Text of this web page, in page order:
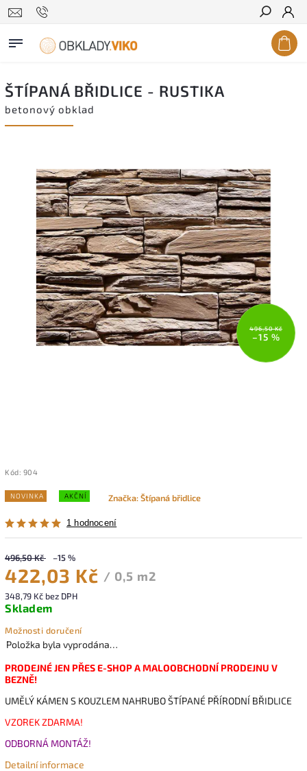
Hledat
ŠTÍPANÁ BŘIDLICE - RUSTIKA
betonový obklad
496,50 Kč
–15 %
Kód: 904
NOVINKA AKČNÍ
1 hodnocení
Značka:Štípaná břidlice
496,50 Kč –15 %
422,03 Kč / 0,5 m2
348,79 Kč bez DPH
Skladem
Možnosti doručení
Položka byla vyprodána…
PRODEJNÉ JEN PŘES E-SHOP A MALOOBCHODNÍ PRODEJNU V
BEZNĚ!
UMĚLÝ KÁMEN S KOUZLEM NAHRUBO ŠTÍPANÉ PŘÍRODNÍ BŘIDLICE
VZOREK ZDARMA!
ODBORNÁ MONTÁŽ!
Detailní informace